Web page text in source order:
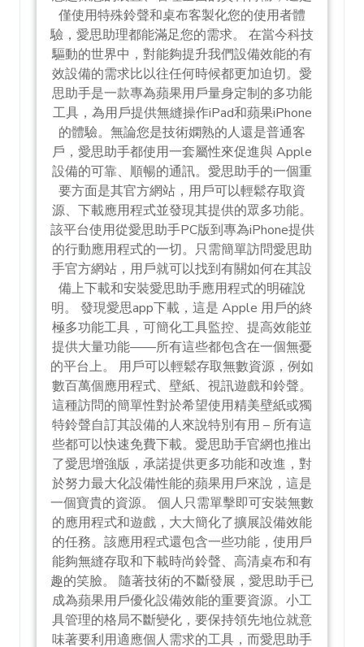
僅使用特殊鈴聲和桌布客製化您的使用者體
驗，愛思助理都能滿足您的需求。 在當今科技
驅動的世界中，對能夠提升我們設備效能的有
效設備的需求比以往任何時候都更加迫切。愛
思助手是一款專為蘋果用戶量身定制的多功能
工具，為用戶提供無縫操作iPad和蘋果iPhone
的體驗。無論您是技術嫻熟的人還是普通客
戶，愛思助手都使用一套屬性來促進與 Apple
設備的可靠、順暢的通訊。愛思助手的一個重
要方面是其官方網站，用戶可以輕鬆存取資
源、下載應用程式並發現其提供的眾多功能。
該平台使用從愛思助手PC版到專為iPhone提供
的行動應用程式的一切。只需簡單訪問愛思助
手官方網站，用戶就可以找到有關如何在其設
備上下載和安裝愛思助手應用程式的明確說
明。 發現愛思app下載，這是 Apple 用戶的終
極多功能工具，可簡化工具監控、提高效能並
提供大量功能——所有這些都包含在一個無憂
的平台上。 用戶可以輕鬆存取無數資源，例如
數百萬個應用程式、壁紙、視訊遊戲和鈴聲。
這種訪問的簡單性對於希望使用精美壁紙或獨
特鈴聲自訂其設備的人來說特別有用 – 所有這
些都可以快速免費下載。愛思助手官網也推出
了愛思增強版，承諾提供更多功能和改進，對
於努力最大化設備性能的蘋果用戶來說，這是
一個寶貴的資源。 個人只需單擊即可安裝無數
的應用程式和遊戲，大大簡化了擴展設備效能
的任務。該應用程式還包含一些功能，使用戶
能夠無縫存取和下載時尚鈴聲、高清桌布和有
趣的笑臉。 隨著技術的不斷發展，愛思助手已
成為蘋果用戶優化設備效能的重要資源。小工
具管理的格局不斷變化，要保持領先地位就意
味著要利用適應個人需求的工具，而愛思助手